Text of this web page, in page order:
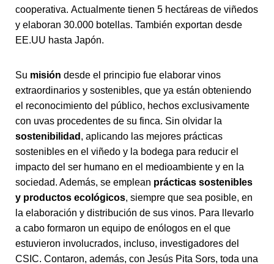
cooperativa. Actualmente tienen 5 hectáreas de viñedos
y elaboran 30.000 botellas. También exportan desde
EE.UU hasta Japón.
Su misión desde el principio fue elaborar vinos
extraordinarios y sostenibles, que ya están obteniendo
el reconocimiento del público, hechos exclusivamente
con uvas procedentes de su finca. Sin olvidar la
sostenibilidad , aplicando las mejores prácticas
sostenibles en el viñedo y la bodega para reducir el
impacto del ser humano en el medioambiente y en la
sociedad. Además, se emplean prácticas sostenibles
y productos ecológicos, siempre que sea posible, en
la elaboración y distribución de sus vinos. Para llevarlo
a cabo formaron un equipo de enólogos en el que
estuvieron involucrados, incluso, investigadores del
CSIC. Contaron, además, con Jesús Pita Sors, toda una